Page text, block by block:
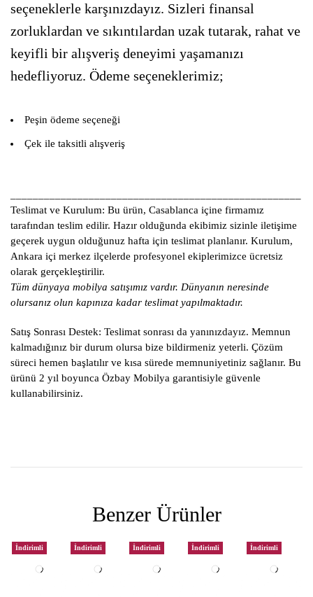
seçeneklerle karşınızdayız. Sizleri finansal
zorluklardan ve sıkıntılardan uzak tutarak, rahat ve
keyifli bir alışveriş deneyimi yaşamanızı
hedefliyoruz. Ödeme seçeneklerimiz;
Peşin ödeme seçeneği
Çek ile taksitli alışveriş
Teslimat ve Kurulum: Bu ürün, Casablanca içine firmamız
tarafından teslim edilir. Hazır olduğunda ekibimiz sizinle iletişime
geçerek uygun olduğunuz hafta için teslimat planlanır. Kurulum,
Ankara içi merkez ilçelerde profesyonel ekiplerimizce ücretsiz
olarak gerçekleştirilir.
Tüm dünyaya mobilya satışımız vardır. Dünyanın neresinde
olursanız olun kapınıza kadar teslimat yapılmaktadır.
Satış Sonrası Destek: Teslimat sonrası da yanınızdayız. Memnun
kalmadığınız bir durum olursa bize bildirmeniz yeterli. Çözüm
süreci hemen başlatılır ve kısa sürede memnuniyetiniz sağlanır. Bu
ürünü 2 yıl boyunca Özbay Mobilya garantisiyle güvenle
kullanabilirsiniz.
Benzer Ürünler
İndirimli İndirimli İndirimli İndirimli İndirimli